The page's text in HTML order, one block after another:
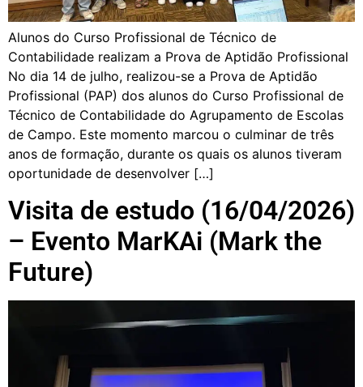
Alunos do Curso Profissional de Técnico de
Contabilidade realizam a Prova de Aptidão Profissional
No dia 14 de julho, realizou-se a Prova de Aptidão
Profissional (PAP) dos alunos do Curso Profissional de
Técnico de Contabilidade do Agrupamento de Escolas
de Campo. Este momento marcou o culminar de três
anos de formação, durante os quais os alunos tiveram
oportunidade de desenvolver […]
Visita de estudo (16/04/2026)
– Evento MarKAi (Mark the
Future)